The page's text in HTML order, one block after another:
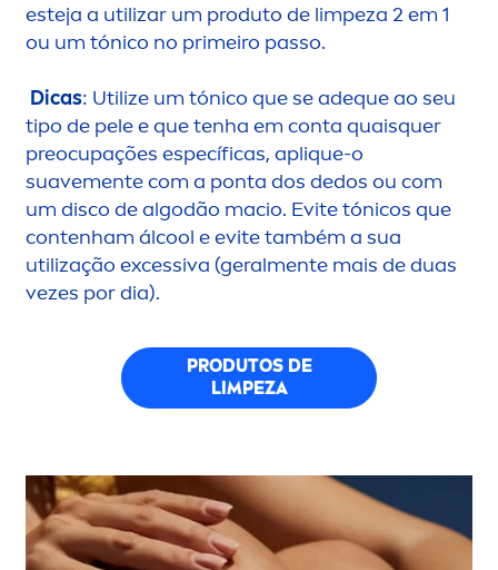
esteja a utilizar um produto de limpeza 2 em 1
ou um tónico no primeiro passo.
Dicas: Utilize um tónico que se adeque ao seu
tipo de pele e que tenha em conta quaisquer
preocupações específicas, aplique-o
suavemente com a ponta dos dedos ou com
um disco de algodão macio. Evite tónicos que
contenham álcool e evite também a sua
utilização excessiva (geralmente mais de duas
vezes por dia).
PRODUTOS DE
LIMPEZA